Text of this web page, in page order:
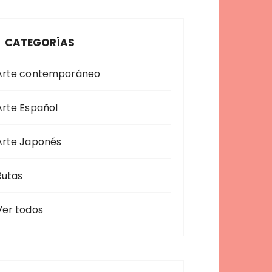
CATEGORÍAS
contemporáneo
Español
Japonés
todos